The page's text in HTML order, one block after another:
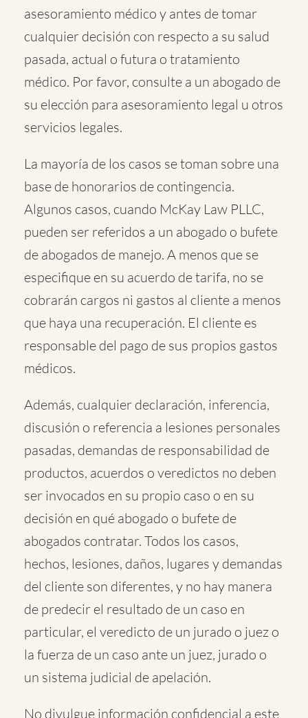
asesoramiento médico y antes de tomar
cualquier decisión con respecto a su salud
pasada, actual o futura o tratamiento
médico. Por favor, consulte a un abogado de
su elección para asesoramiento legal u otros
servicios legales.
La mayoría de los casos se toman sobre una
base de honorarios de contingencia.
Algunos casos, cuando McKay Law PLLC,
pueden ser referidos a un abogado o bufete
de abogados de manejo. A menos que se
especifique en su acuerdo de tarifa, no se
cobrarán cargos ni gastos al cliente a menos
que haya una recuperación. El cliente es
responsable del pago de sus propios gastos
médicos.
Además, cualquier declaración, inferencia,
discusión o referencia a lesiones personales
pasadas, demandas de responsabilidad de
productos, acuerdos o veredictos no deben
ser invocados en su propio caso o en su
decisión en qué abogado o bufete de
abogados contratar. Todos los casos,
hechos, lesiones, daños, lugares y demandas
del cliente son diferentes, y no hay manera
de predecir el resultado de un caso en
particular, el veredicto de un jurado o juez o
la fuerza de un caso ante un juez, jurado o
un sistema judicial de apelación.
No divulgue información confidencial a este